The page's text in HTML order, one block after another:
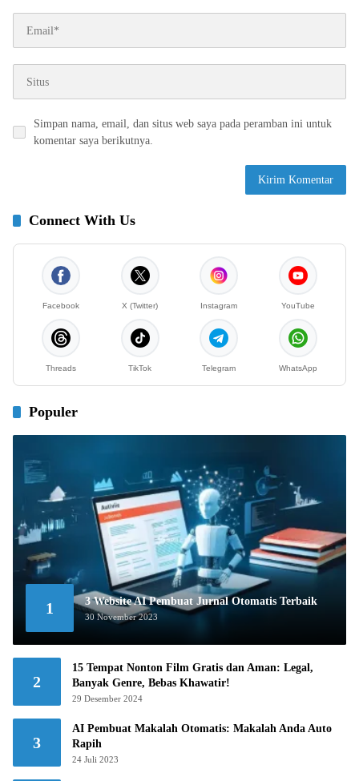
Simpan nama, email, dan situs web saya pada peramban ini untuk
komentar saya berikutnya.
Connect With Us
Facebook X (Twitter) Instagram YouTube
Threads TikTok Telegram WhatsApp
Populer
1 3 Website AI Pembuat Jurnal Otomatis Terbaik
30 November 2023
2
15 Tempat Nonton Film Gratis dan Aman: Legal,
Banyak Genre, Bebas Khawatir!
29 Desember 2024
3
AI Pembuat Makalah Otomatis: Makalah Anda Auto
Rapih
24 Juli 2023